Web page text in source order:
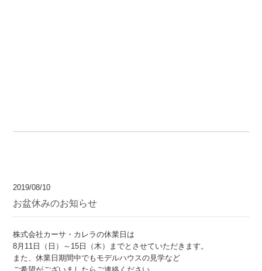
2019/08/10
お盆休みのお知らせ
株式会社カーサ・カレラの休業日は
8月11日（日）～15日（木）までとさせていただきます。
また、休業日期間中でもモデルハウスの見学など